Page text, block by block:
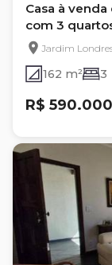
Casa à
com 3
Jardim
162 m² 3
R$ 590.000